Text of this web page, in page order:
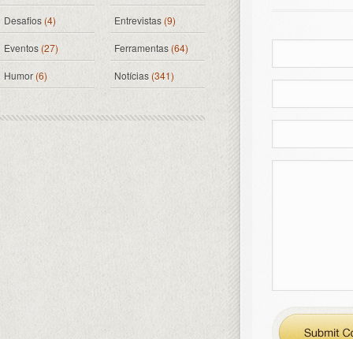
Desafios (4) Entrevistas (9)
Eventos(27) Ferramentas(64)
Humor (6) Notícias(341)